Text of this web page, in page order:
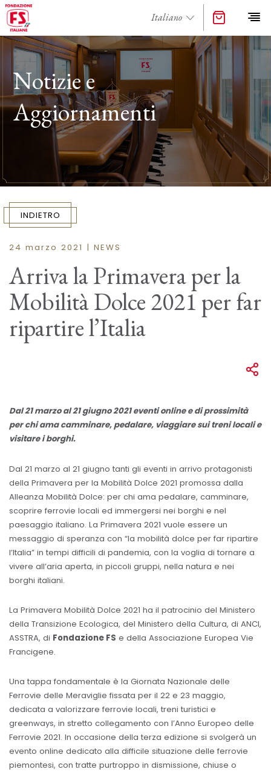
Notizie e
Aggiornamenti
INDIETRO
24 marzo 2021 | NEWS
Arriva la Primavera per la
Mobilità Dolce 2021 per far
ripartire l’Italia
Dal 21 marzo al 21 giugno 2021 eventi online e di prossimità
per chi ama camminare, pedalare, viaggiare sui treni locali e
visitare i borghi.
Dal 21 marzo al 21 giugno tanti gli eventi in arrivo protagonisti
della Primavera per la Mobilità Dolce 2021 promossa dalla
Alleanza Mobilità Dolce: per chi ama pedalare, camminare,
scoprire ferrovie locali ed immergersi nei borghi e nel
paesaggio italiano. La Primavera 2021 vuole essere un
messaggio di speranza con “la mobilità dolce per far ripartire
l’Italia” in tempi difficili di pandemia, con la voglia di tornare a
vivere all’aria aperta, in piccoli gruppi, nella natura e nei
borghi italiani.
La Primavera Mobilità Dolce 2021 ha il patrocinio del Ministero
della Transizione Ecologica, del Ministero della Cultura, di ANCI,
ASSTRA, di Fondazione FS e della Associazione Europea Vie
Francigene.
Una tappa fondamentale è la Giornata Nazionale delle
Ferrovie delle Meraviglie fissata per il 22 e 23 maggio,
dedicata a valorizzare ferrovie locali, treni turistici e
greenways, in stretto collegamento con l’Anno Europeo delle
Ferrovie 2021. In occasione della terza edizione si svolgerà un
evento online dedicato alla difficile situazione delle ferrovie
piemontesi, con tratte purtroppo in dismissione, chiuse o